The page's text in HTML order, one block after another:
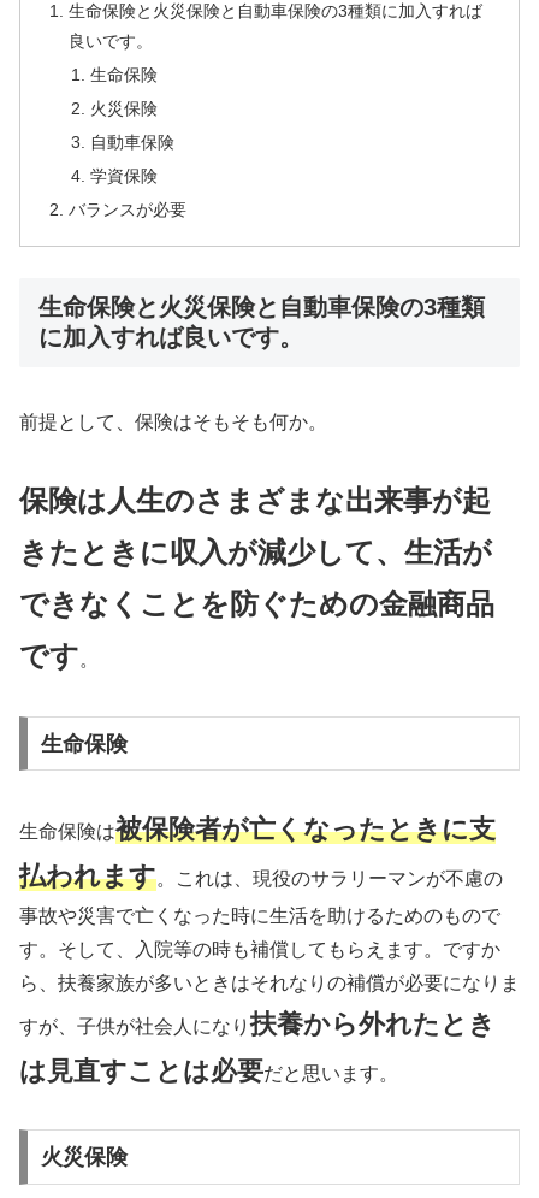
生命保険と火災保険と自動車保険の3種類に加入すれば
良いです。
生命保険
火災保険
自動車保険
学資保険
バランスが必要
生命保険と火災保険と自動車保険の3種類
に加入すれば良いです。
前提として、保険はそもそも何か。
保険は人生のさまざまな出来事が起
きたときに収入が減少して、生活が
できなくことを防ぐための金融商品
です。
生命保険
生命保険は被保険者が亡くなったときに支
払われます。これは、現役のサラリーマンが不慮の
事故や災害で亡くなった時に生活を助けるためのもので
す。そして、入院等の時も補償してもらえます。ですか
ら、扶養家族が多いときはそれなりの補償が必要になりま
すが、子供が社会人になり扶養から外れたとき
は見直すことは必要だと思います。
火災保険